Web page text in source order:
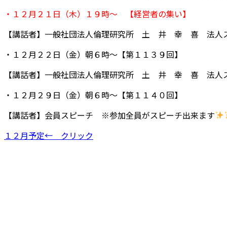
・１２月２１日（木）１９時～ 【経営者の集い】
【講話者】一般社団法人倫理研究所 土 井 幸 喜 法人
・１２月２２日（金）朝６時～【第１１３９回】
【講話者】一般社団法人倫理研究所 土 井 幸 喜 法人
・１２月２９日（金）朝６時～【第１１４０回】
【講話者】会員スピーチ ※参加全員がスピーチ出来ます
１２月予定← クリック